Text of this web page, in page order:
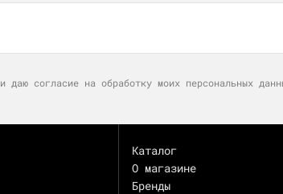
и даю согласие на обработку моих персональных
Каталог
О магазине
Бренды